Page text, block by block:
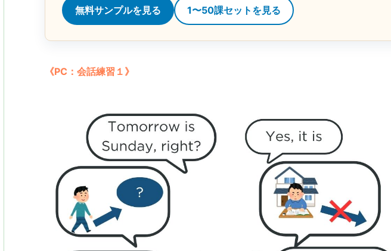
無料サンプルを見る 1〜50課セットを見る
《PC：会話練習１》